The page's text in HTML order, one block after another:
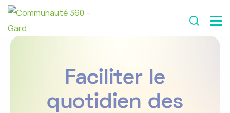
Faciliter le
quotidien des